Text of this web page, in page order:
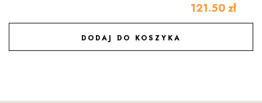
121.50 zł
DODAJ DO KOSZYKA
DODAJ DO ULUBIONYCH